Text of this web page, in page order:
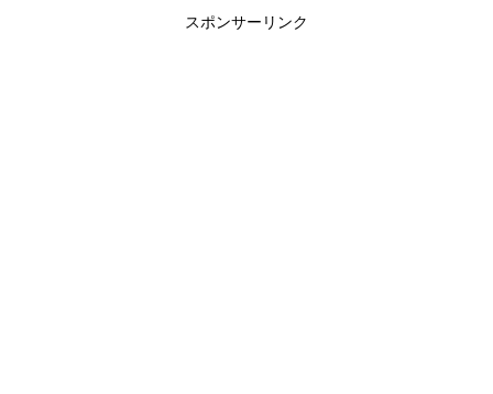
スポンサーリンク